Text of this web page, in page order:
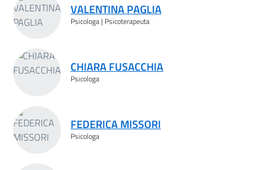
VALENTINA PAGLIA
Psicologa | Psicoterapeuta
CHIARA FUSACCHIA
Psicologa
FEDERICA MISSORI
Psicologa